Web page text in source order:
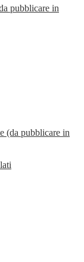
pubblicare in
(da pubblicare in